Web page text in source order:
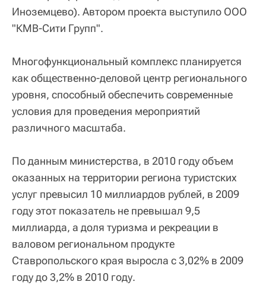
Иноземцево). Автором проекта выступило ООО
"КМВ-Сити Групп".
Многофункциональный комплекс планируется
как общественно-деловой центр регионального
уровня, способный обеспечить современные
условия для проведения мероприятий
различного масштаба.
По данным министерства, в 2010 году объем
оказанных на территории региона туристских
услуг превысил 10 миллиардов рублей, в 2009
году этот показатель не превышал 9,5
миллиарда, а доля туризма и рекреации в
валовом региональном продукте
Ставропольского края выросла с 3,02% в 2009
году до 3,2% в 2010 году.